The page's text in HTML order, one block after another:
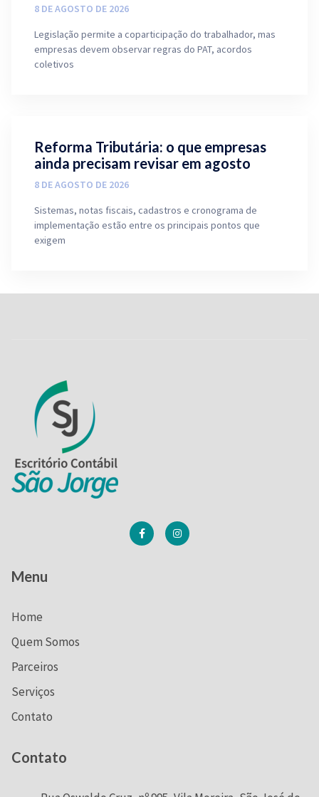
8 DE AGOSTO DE 2026
Legislação permite a coparticipação do trabalhador, mas
empresas devem observar regras do PAT, acordos
coletivos
Reforma Tributária: o que empresas
ainda precisam revisar em agosto
8 DE AGOSTO DE 2026
Sistemas, notas fiscais, cadastros e cronograma de
implementação estão entre os principais pontos que
exigem
Menu
Home
Quem Somos
Parceiros
Serviços
Contato
Contato